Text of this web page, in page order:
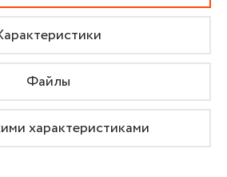
Файлы
характеристиками